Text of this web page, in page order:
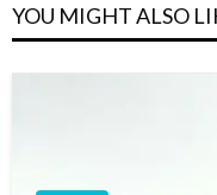
YOU MIGHT ALSO